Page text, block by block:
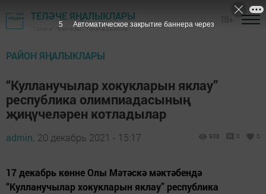
ТЕЛӘЧЕ ЯҢАЛЫКЛАРЫ
"Теләче" газетасы - Теләче районы
РАЙОН ЯҢАЛЫКЛАРЫ
“Кулланучылар хокукларын яклау”
республика олимпиадасының
җиңүчеләрен котладылар
admin, 20 декабрь 2021 - 15:17 938 0 0
17 декабрь көнне Олы Мәтәскә мәктәбендә
“Кулланучылар хокукларын яклау” республика
4 Автоматическое закрытие баннера через